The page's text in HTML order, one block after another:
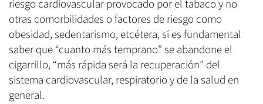
riesgo cardiovascular provocado por el tabaco y no
otras comorbilidades o factores de riesgo como
obesidad, sedentarismo, etcétera, sí es fundamental
saber que “cuanto más temprano” se abandone el
cigarrillo, “más rápida será la recuperación” del
sistema cardiovascular, respiratorio y de la salud en
general.